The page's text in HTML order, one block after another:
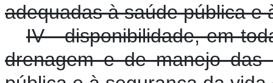
adequadas à saúde pública e
IV - disponibilidade, em
drenagem e de manejo das